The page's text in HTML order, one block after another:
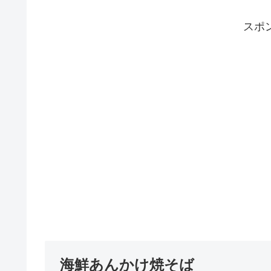
スポ
海鮮あんかけ焼そば